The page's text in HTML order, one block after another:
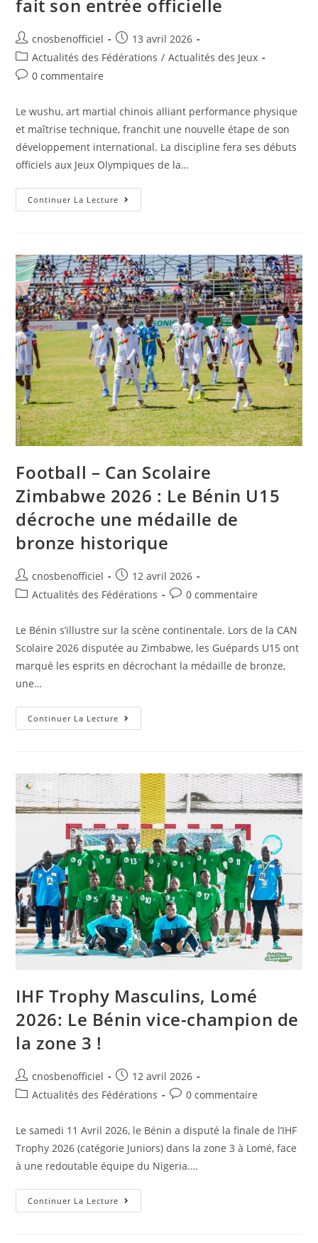
fait son entrée officielle
cnosbenofficiel
13 avril 2026
Actualités des Fédérations / Actualités des Jeux
0 commentaire
Le wushu, art martial chinois alliant performance physique
et maîtrise technique, franchit une nouvelle étape de son
développement international. La discipline fera ses débuts
officiels aux Jeux Olympiques de la…
Continuer La Lecture
Football – Can Scolaire
Zimbabwe 2026 : Le Bénin U15
décroche une médaille de
bronze historique
cnosbenofficiel
12 avril 2026
Actualités des Fédérations
0 commentaire
Le Bénin s’illustre sur la scène continentale. Lors de la CAN
Scolaire 2026 disputée au Zimbabwe, les Guépards U15 ont
marqué les esprits en décrochant la médaille de bronze,
une…
Continuer La Lecture
IHF Trophy Masculins, Lomé
2026: Le Bénin vice-champion de
la zone 3 !
cnosbenofficiel
12 avril 2026
Actualités des Fédérations
0 commentaire
Le samedi 11 Avril 2026, le Bénin a disputé la finale de l’IHF
Trophy 2026 (catégorie Juniors) dans la zone 3 à Lomé, face
à une redoutable équipe du Nigeria.…
Continuer La Lecture